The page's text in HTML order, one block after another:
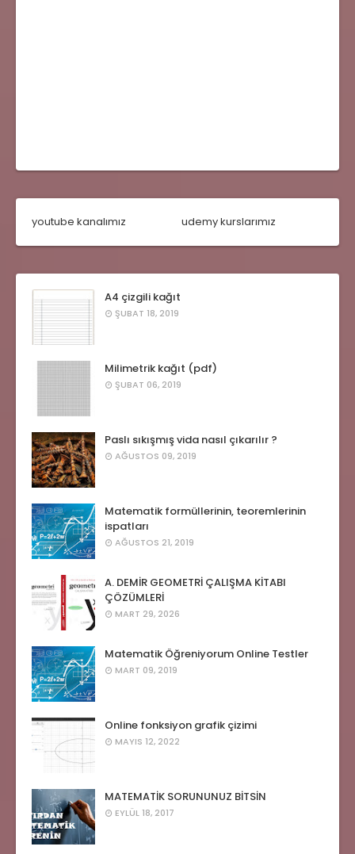
youtube kanalımız udemy kurslarımız
A4 çizgili kağıt
ŞUBAT 18, 2019
Milimetrik kağıt (pdf)
ŞUBAT 06, 2019
Paslı sıkışmış vida nasıl çıkarılır ?
AĞUSTOS 09, 2019
Matematik formüllerinin, teoremlerinin
ispatları
AĞUSTOS 21, 2019
A. DEMİR GEOMETRİ ÇALIŞMA KİTABI
ÇÖZÜMLERİ
MART 29, 2026
Matematik Öğreniyorum Online Testler
MART 09, 2019
Online fonksiyon grafik çizimi
MAYIS 12, 2022
MATEMATİK SORUNUNUZ BİTSİN
EYLÜL 18, 2017